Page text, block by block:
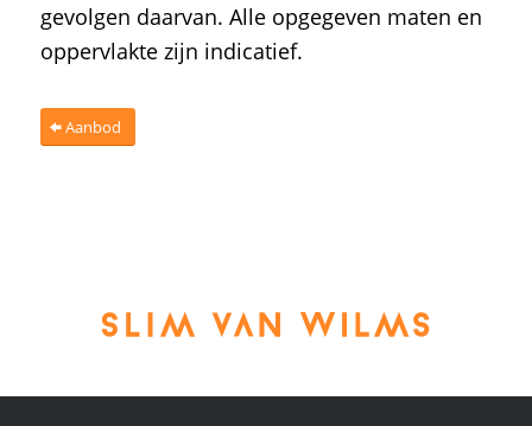
gevolgen daarvan. Alle opgegeven maten en
oppervlakte zijn indicatief.
Aanbod